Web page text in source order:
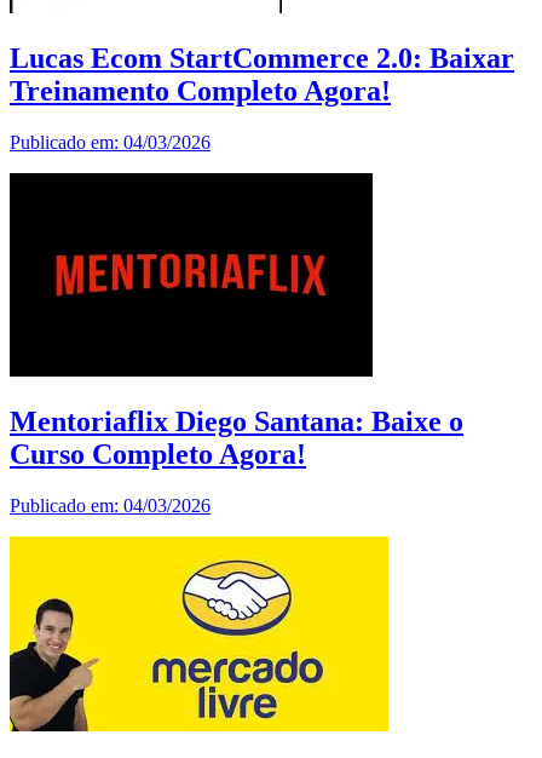
Lucas Ecom StartCommerce 2.0: Baixar
Treinamento Completo Agora!
Publicado em: 04/03/2026
Mentoriaflix Diego Santana: Baixe o
Curso Completo Agora!
Publicado em: 04/03/2026